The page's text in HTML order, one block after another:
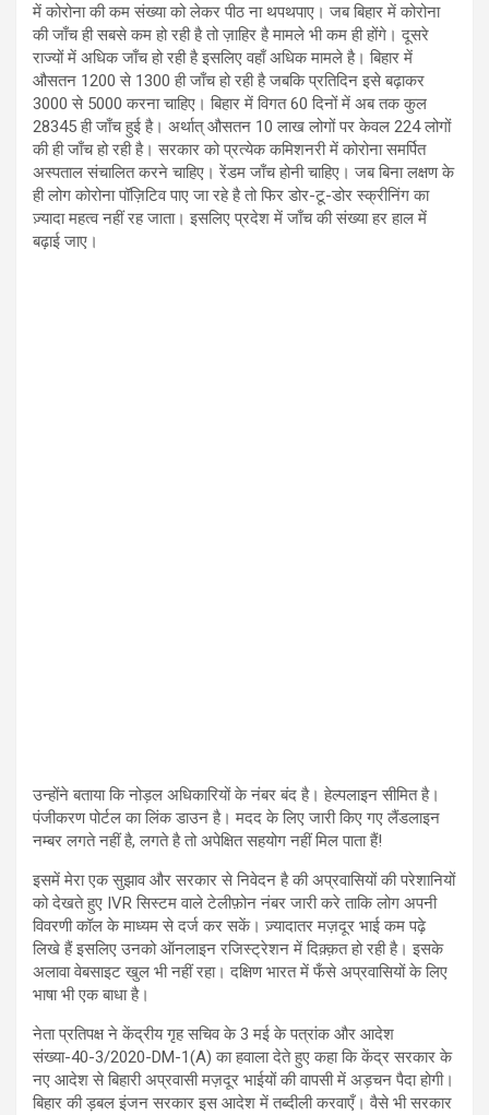
में कोरोना की कम संख्या को लेकर पीठ ना थपथपाए। जब बिहार में कोरोना
की जाँच ही सबसे कम हो रही है तो ज़ाहिर है मामले भी कम ही होंगे। दूसरे
राज्यों में अधिक जाँच हो रही है इसलिए वहाँ अधिक मामले है। बिहार में
औसतन 1200 से 1300 ही जाँच हो रही है जबकि प्रतिदिन इसे बढ़ाकर
3000 से 5000 करना चाहिए। बिहार में विगत 60 दिनों में अब तक कुल
28345 ही जाँच हुई है। अर्थात् औसतन 10 लाख लोगों पर केवल 224 लोगों
की ही जाँच हो रही है। सरकार को प्रत्येक कमिशनरी में कोरोना समर्पित
अस्पताल संचालित करने चाहिए। रेंडम जाँच होनी चाहिए। जब बिना लक्षण के
ही लोग कोरोना पॉज़िटिव पाए जा रहे है तो फिर डोर-टू-डोर स्क्रीनिंग का
ज़्यादा महत्व नहीं रह जाता। इसलिए प्रदेश में जाँच की संख्या हर हाल में
बढ़ाई जाए।
उन्होंने बताया कि नोड़ल अधिकारियों के नंबर बंद है। हेल्पलाइन सीमित है।
पंजीकरण पोर्टल का लिंक डाउन है। मदद के लिए जारी किए गए लैंडलाइन
नम्बर लगते नहीं है, लगते है तो अपेक्षित सहयोग नहीं मिल पाता हैं!
इसमें मेरा एक सुझाव और सरकार से निवेदन है की अप्रवासियों की परेशानियों
को देखते हुए IVR सिस्टम वाले टेलीफ़ोन नंबर जारी करे ताकि लोग अपनी
विवरणी कॉल के माध्यम से दर्ज कर सकें।‬ ‪ज़्यादातर मज़दूर भाई कम पढ़े
लिखे हैं इसलिए उनको ऑनलाइन रजिस्ट्रेशन में दिक़्क़त हो रही है। इसके
अलावा वेबसाइट खुल भी नहीं रहा। दक्षिण भारत में फँसे अप्रवासियों के लिए
भाषा भी एक बाधा है।
नेता प्रतिपक्ष ने केंद्रीय गृह सचिव के 3 मई के पत्रांक और आदेश
संख्या-40-3/2020-DM-1(A) का हवाला देते हुए कहा कि केंद्र सरकार के
नए आदेश से बिहारी अप्रवासी मज़दूर भाईयों की वापसी में अड़चन पैदा होगी।
बिहार की ड़बल इंजन सरकार इस आदेश में तब्दीली करवाएँ। वैसे भी सरकार